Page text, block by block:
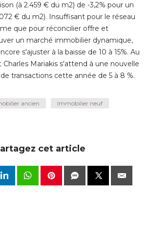
(à 2.459 € du m2) de -3,2% pour un
€ du m2). Insuffisant pour le réseau
que pour réconcilier offre et
un marché immobilier dynamique,
s'ajuster à la baisse de 10 à 15%. Au
Mariakis s'attend à une nouvelle
transactions cette année de 5 à 8 %.
ancien Immobilier neuf
cet article